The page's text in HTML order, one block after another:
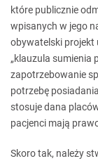
które publicznie
wpisanych w jego
obywatelski projekt
„klauzula sumienia
zapotrzebowanie
potrzebę
stosuje dana
pacjenci mają
Skoro tak, należy